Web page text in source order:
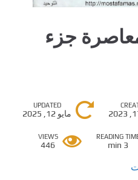
جزء
UPDATED
مايو 12, 2025
READING
3 min
VIEWS
446